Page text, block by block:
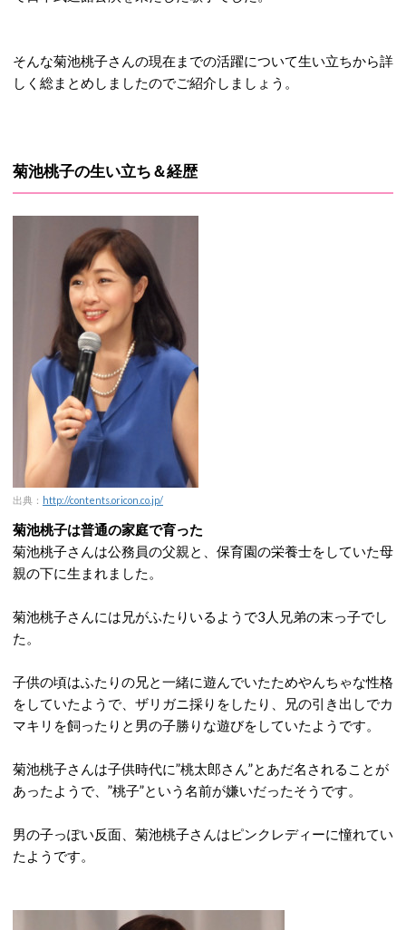
そんな菊池桃子さんの現在までの活躍について生い立ちから詳
しく総まとめしましたのでご紹介しましょう。
菊池桃子の生い立ち＆経歴
出典： http://contents.oricon.co.jp/
菊池桃子は普通の家庭で育った
菊池桃子さんは公務員の父親と、保育園の栄養士をしていた母
親の下に生まれました。
菊池桃子さんには兄がふたりいるようで3人兄弟の末っ子でし
た。
子供の頃はふたりの兄と一緒に遊んでいたためやんちゃな性格
をしていたようで、ザリガニ採りをしたり、兄の引き出しでカ
マキリを飼ったりと男の子勝りな遊びをしていたようです。
菊池桃子さんは子供時代に”桃太郎さん”とあだ名されることが
あったようで、”桃子”という名前が嫌いだったそうです。
男の子っぽい反面、菊池桃子さんはピンクレディーに憧れてい
たようです。